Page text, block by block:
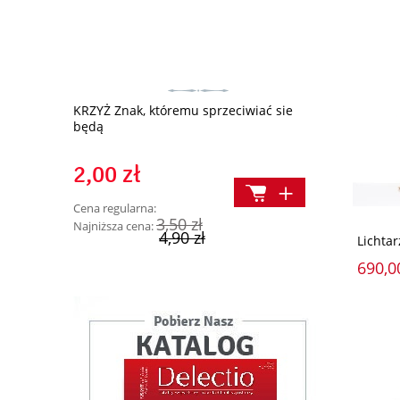
KRZYŻ Znak, któremu sprzeciwiać sie
będą
2,00 zł
Cena regularna:
4,90 zł
Najniższa cena:3,50 zł
Dziewięć
Cena
19,90 zł
Najniższa cena: